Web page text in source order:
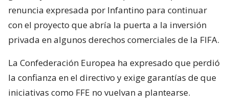
renuncia expresada por Infantino para continuar
con el proyecto que abría la puerta a la inversión
privada en algunos derechos comerciales de la FIFA.
La Confederación Europea ha expresado que perdió
la confianza en el directivo y exige garantías de que
iniciativas como FFE no vuelvan a plantearse.